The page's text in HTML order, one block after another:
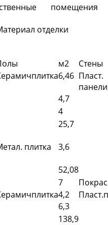
помещения
отделки
м2
Стены
6,46 Пласт.
панели
4,7
4
25,7
плитка 3,6
52,08
7
4,2
6,3
138,9